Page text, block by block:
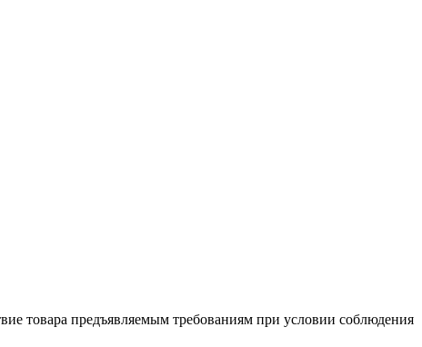
товара предъяв­ляе­мым требованиям при условии соблюдения